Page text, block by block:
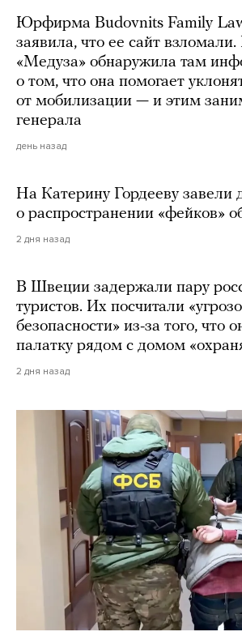
Юрфирма Budovnits Family
заявила, что ее сайт взломали.
«Медуза» обнаружила там
о том, что она помогает
от мобилизации — и этим
генерала
день назад
На Катерину Гордееву завели
о распространении «фейков»
2 дня назад
В Швеции задержали пару
туристов. Их посчитали
безопасности» из-за того, что
палатку рядом с домом
2 дня назад